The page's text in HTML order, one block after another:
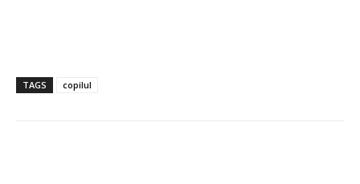
TAGS copilul